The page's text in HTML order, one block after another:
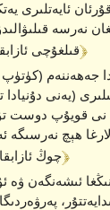
ئايەتلىرى
نەرسە
قىلغۇچى﴾ 9 ﴿
جەھەننەم (كۈتۈپ
(يەنى دۇنيادا
نى قويۇپ دوست
ھېچ نەرسىگە
چوڭ﴾ 10 ﴿
ئىشەنگەن ۋە